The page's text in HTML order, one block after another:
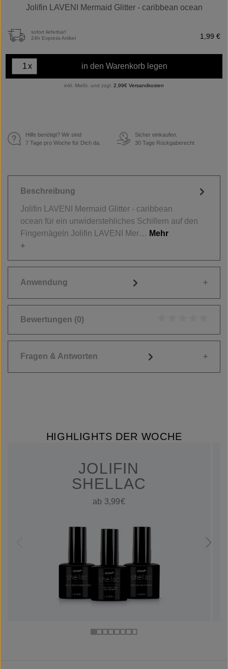
Jolifin LAVENI Mermaid Glitter - caribbean ocean
sofort lieferbar!
24h Express Artikel
1,99 €
x in den Warenkorb legen
inkl. MwSt. und zzgl. 2,99€ Versandkosten
Hilfe benötigt? Wir sind
7 Tage pro Woche für Dich da.
€
Sicher einkaufen.
30 Tage Rückgaberecht
Beschreibung
Jolifin LAVENI Mermaid Glitter - caribbean
ocean für ein unwiderstehliches Schillern auf den
Fingernägeln Jolifin LAVENI Mer… Mehr
Anwendung
Bewertungen (0)
Fragen & Antworten
HIGHLIGHTS DER WOCHE
JOLIFIN
SHELLAC
ab 3,99€